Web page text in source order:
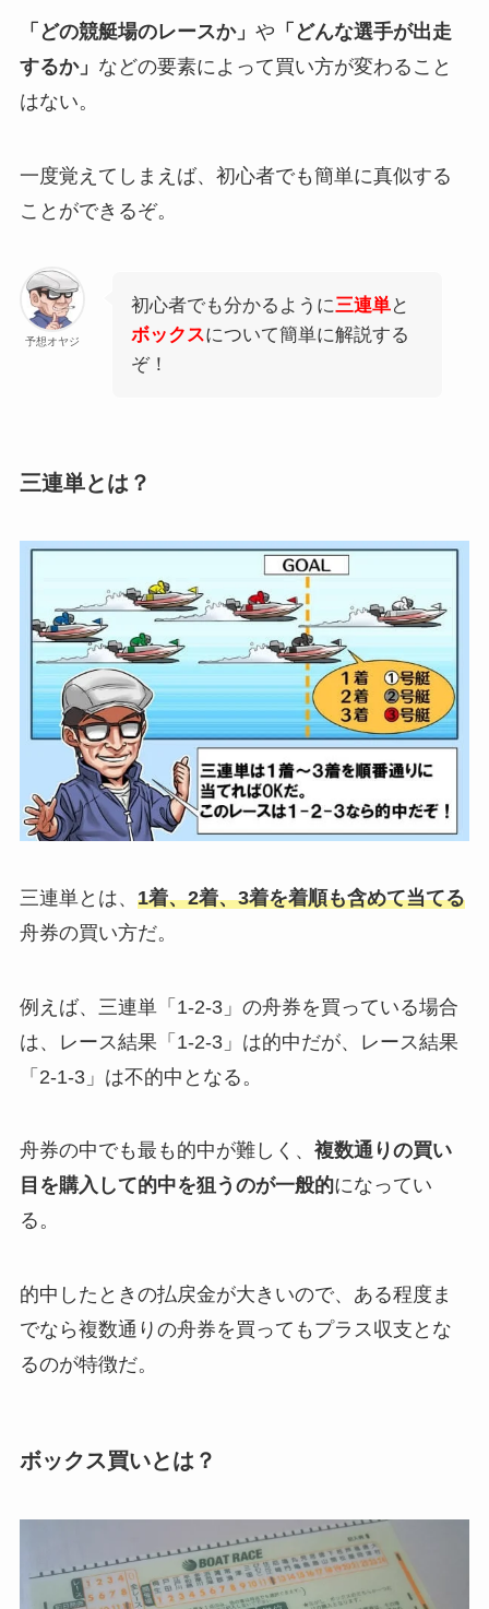
「どの競艇場のレースか」 や 「どんな選手が出走
するか」 などの要素によって買い方が変わること
はない。
一度覚えてしまえば、初心者でも簡単に真似する
ことができるぞ。
予想オヤジ
初心者でも分かるように三連単と
ボックスについて簡単に解説する
ぞ！
三連単とは？
三連単とは、 1着、2着、3着を着順も含めて当てる
舟券の買い方だ。
例えば、三連単「1-2-3」の舟券を買っている場合
は、レース結果「1-2-3」は的中だが、レース結果
「2-1-3」は不的中となる。
舟券の中でも最も的中が難しく、 複数通りの買い
目を購入して的中を狙うのが一般的になってい
る。
的中したときの払戻金が大きいので、ある程度ま
でなら複数通りの舟券を買ってもプラス収支とな
るのが特徴だ。
ボックス買いとは？